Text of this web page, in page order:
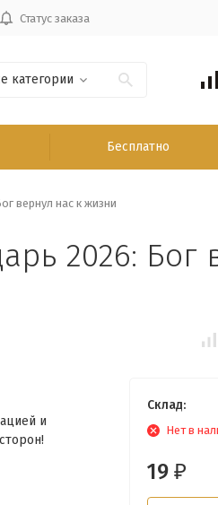
Статус заказа
категории
Бесплатно
вернул нас к жизни
2026: Бог
и
Склад:
Нет в
19 ₽